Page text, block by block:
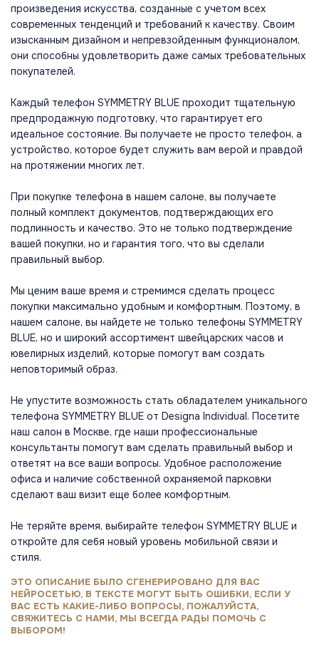
произведения искусства, созданные с учетом всех
современных тенденций и требований к качеству. Своим
изысканным дизайном и непревзойденным функционалом,
они способны удовлетворить даже самых требовательных
покупателей.
Каждый телефон SYMMETRY BLUE проходит тщательную
предпродажную подготовку, что гарантирует его
идеальное состояние. Вы получаете не просто телефон, а
устройство, которое будет служить вам верой и правдой
на протяжении многих лет.
При покупке телефона в нашем салоне, вы получаете
полный комплект документов, подтверждающих его
подлинность и качество. Это не только подтверждение
вашей покупки, но и гарантия того, что вы сделали
правильный выбор.
Мы ценим ваше время и стремимся сделать процесс
покупки максимально удобным и комфортным. Поэтому, в
нашем салоне, вы найдете не только телефоны SYMMETRY
BLUE, но и широкий ассортимент швейцарских часов и
ювелирных изделий, которые помогут вам создать
неповторимый образ.
Не упустите возможность стать обладателем уникального
телефона SYMMETRY BLUE от Designa Individual. Посетите
наш салон в Москве, где наши профессиональные
консультанты помогут вам сделать правильный выбор и
ответят на все ваши вопросы. Удобное расположение
офиса и наличие собственной охраняемой парковки
сделают ваш визит еще более комфортным.
Не теряйте время, выбирайте телефон SYMMETRY BLUE и
откройте для себя новый уровень мобильной связи и
стиля.
ЭТО ОПИСАНИЕ БЫЛО СГЕНЕРИРОВАНО ДЛЯ ВАС
НЕЙРОСЕТЬЮ, В ТЕКСТЕ МОГУТ БЫТЬ ОШИБКИ, ЕСЛИ У
ВАС ЕСТЬ КАКИЕ-ЛИБО ВОПРОСЫ, ПОЖАЛУЙСТА,
СВЯЖИТЕСЬ С НАМИ, МЫ ВСЕГДА РАДЫ ПОМОЧЬ С
ВЫБОРОМ!